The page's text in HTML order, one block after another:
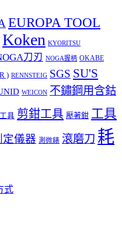
EUROPA TOOL
Koken KYORITSU
刀刃 NOGA握柄 OKABE
) RENNSTEIG SGS SU'S
WEICON 不鏽鋼用含鈷
具 剪鉗工具 壓著鉗 工具
定儀器 測微錶 滾磨刀 耗
式